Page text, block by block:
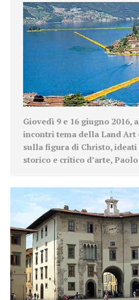
Giovedì 9 e 16 giugno 2016,
incontri tema della Land Art
sulla figura di Christo,ideati
storico e critico d’arte,